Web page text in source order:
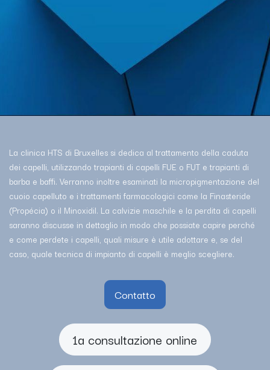
La clinica HTS di Bruxelles si dedica al trattamento della caduta
dei capelli, utilizzando trapianti di capelli FUE o FUT e trapianti di
barba e baffi. Verranno inoltre esaminati la micropigmentazione del
cuoio capelluto e i trattamenti farmacologici come la Finasteride
(Propécia) o il Minoxidil. La calvizie maschile e la perdita di capelli
saranno discusse in dettaglio in modo che possiate capire perché
e come perdete i capelli, quali misure è utile adottare e, se del
caso, quale tecnica di impianto di capelli è meglio scegliere.
Contatto
1a consultazione online